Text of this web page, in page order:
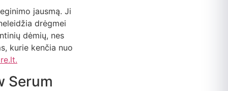
jausmą. Ji
drėgmei
dėmių, nes
kurie kenčia nuo
Serum